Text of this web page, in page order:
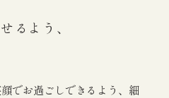
るよう、
でお過ごしできるよう、細